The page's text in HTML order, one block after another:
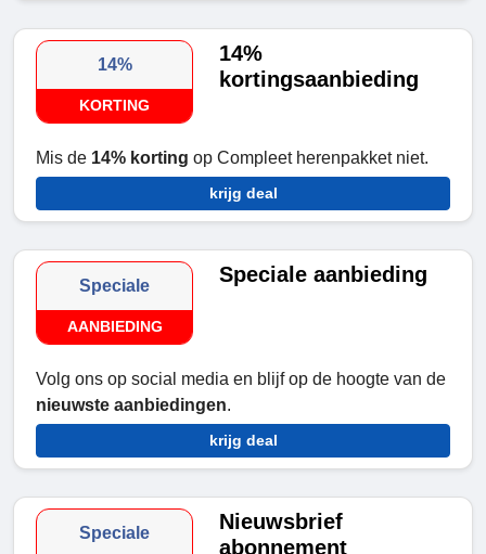
14%
KORTING
14%
kortingsaanbieding
Mis de 14% korting op Compleet herenpakket niet.
krijg deal
Speciale
AANBIEDING
Speciale aanbieding
Volg ons op social media en blijf op de hoogte van de
nieuwste aanbiedingen.
krijg deal
Speciale
Nieuwsbrief
abonnement